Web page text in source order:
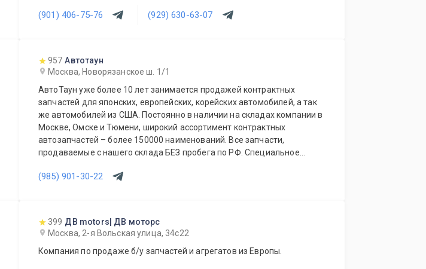
(901) 406-75-76 (929) 630-63-07
957 Автотаун
Москва, Новорязанское ш. 1/1
АвтоТаун уже более 10 лет занимается продажей контрактных
запчастей для японских, европейских, корейских автомобилей, а так
же автомобилей из США. Постоянно в наличии на складах компании в
Москве, Омске и Тюмени, широкий ассортимент контрактных
автозапчастей – более 150000 наименований. Все запчасти,
продаваемые с нашего склада БЕЗ пробега по РФ. Специальное
(985) 901-30-22
399 ДВ motors| ДВ моторс
Москва, 2-я Вольская улица, 34с22
Компания по продаже б/у запчастей и агрегатов из Европы.